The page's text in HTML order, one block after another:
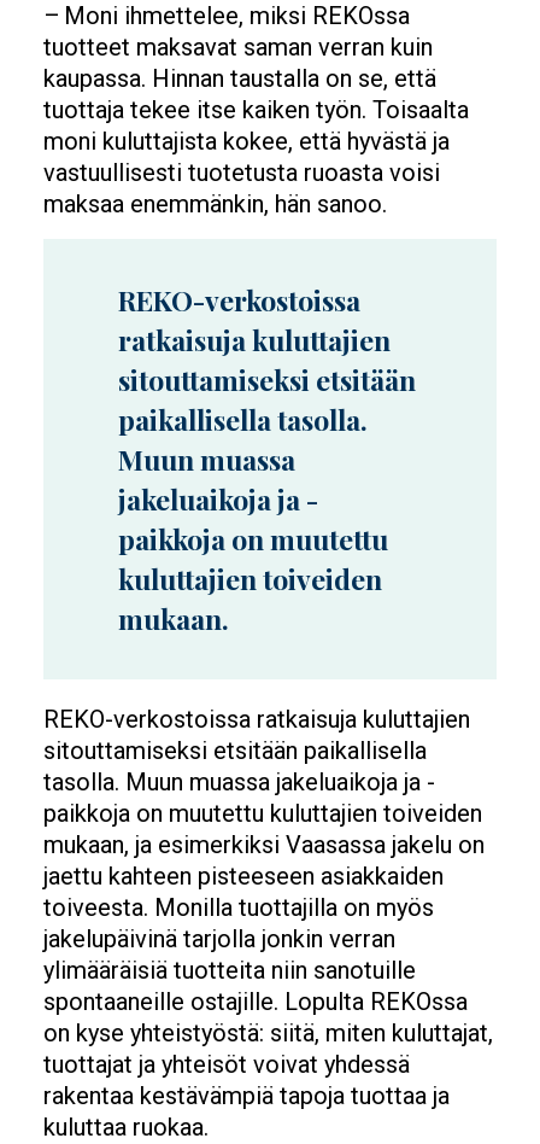
– Moni ihmettelee, miksi REKOssa
tuotteet maksavat saman verran kuin
kaupassa. Hinnan taustalla on se, että
tuottaja tekee itse kaiken työn. Toisaalta
moni kuluttajista kokee, että hyvästä ja
vastuullisesti tuotetusta ruoasta voisi
maksaa enemmänkin, hän sanoo.
REKO-verkostoissa
ratkaisuja kuluttajien
sitouttamiseksi etsitään
paikallisella tasolla.
Muun muassa
jakeluaikoja ja -
paikkoja on muutettu
kuluttajien toiveiden
mukaan.
REKO-verkostoissa ratkaisuja kuluttajien
sitouttamiseksi etsitään paikallisella
tasolla. Muun muassa jakeluaikoja ja -
paikkoja on muutettu kuluttajien toiveiden
mukaan, ja esimerkiksi Vaasassa jakelu on
jaettu kahteen pisteeseen asiakkaiden
toiveesta. Monilla tuottajilla on myös
jakelupäivinä tarjolla jonkin verran
ylimääräisiä tuotteita niin sanotuille
spontaaneille ostajille. Lopulta REKOssa
on kyse yhteistyöstä: siitä, miten kuluttajat,
tuottajat ja yhteisöt voivat yhdessä
rakentaa kestävämpiä tapoja tuottaa ja
kuluttaa ruokaa.